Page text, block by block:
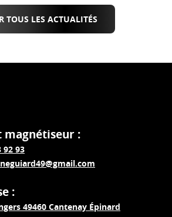
TOUS LES ACTUALITÉS
magnétiseur :
92 93
:
49460 Cantenay Épinard